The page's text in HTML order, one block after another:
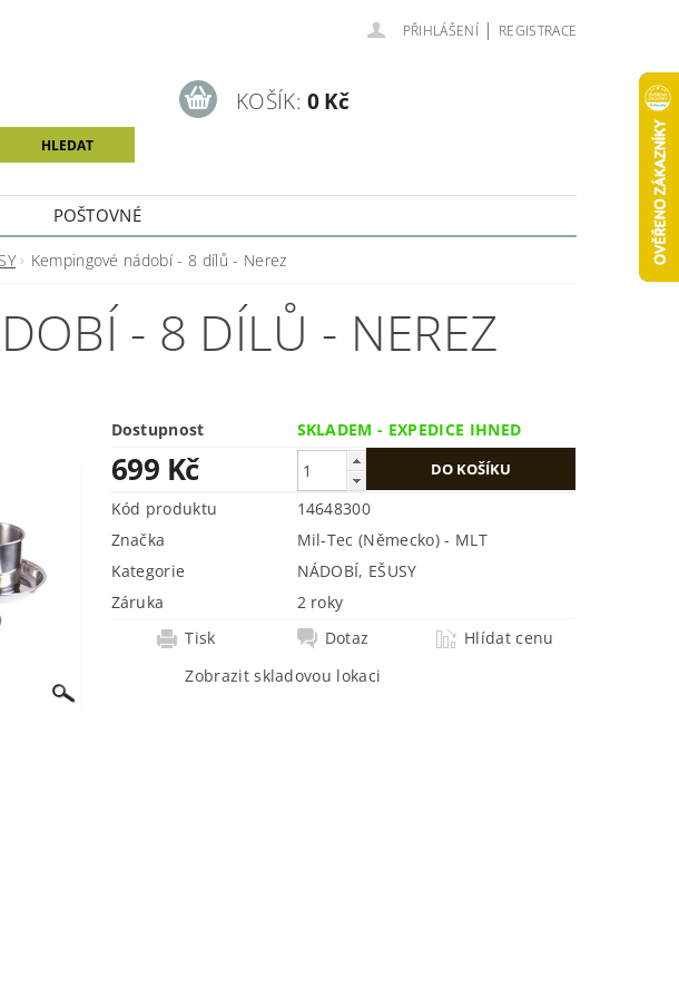
PŘIHLÁŠENÍ | REGISTRACE
KOŠÍK: 0 Kč
POŠTOVNÉ
Kempingové nádobí - 8 dílů - Nerez
- 8 DÍLŮ - NEREZ
Dostupnost SKLADEM - EXPEDICE IHNED
699 Kč
Kód produktu
14648300
Značka
Mil-Tec (Německo) - MLT
Kategorie
NÁDOBÍ, EŠUSY
Záruka
2 roky
Tisk
Dotaz
Hlídat cenu
Zobrazit skladovou lokaci